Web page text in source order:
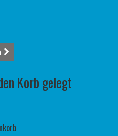
Korb gelegt